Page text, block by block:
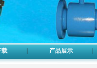
载 产品展示